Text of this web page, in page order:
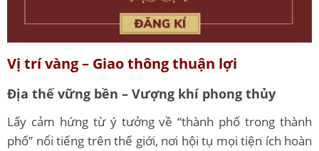
Vị trí vàng – Giao thông thuận lợi
Địa thế vững bền – Vượng khí phong thủy
Lấy cảm hứng từ ý tưởng về “thành phố trong thành
phố” nổi tiếng trên thế giới, nơi hội tụ mọi tiện ích hoàn